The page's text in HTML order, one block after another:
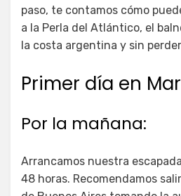
paso, te contamos cómo
a la Perla del Atlántico, el
la costa argentina y sin
Primer día en
Por la mañana:
Arrancamos nuestra
48 horas. Recomendamos